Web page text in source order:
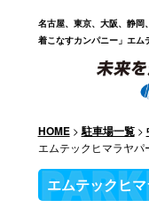
名古屋、東京、大阪、静岡
着こなすカンパニー」エム
HOME> 駐車場一覧>
エムテックヒマラヤパ
エムテックヒ